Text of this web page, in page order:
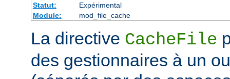
Statut:
Expérimental
Module:
mod_file_cache
La directive CacheFile
des gestionnaires à un